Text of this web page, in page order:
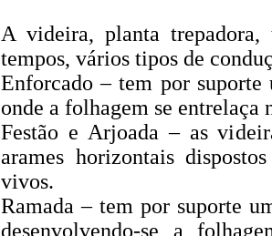
A videira, planta
tempos, vários tipos de
Enforcado – tem por
onde a folhagem se entrelaça
Festão e Arjoada – as
arames horizontais
vivos.
Ramada – tem por suporte
desenvolvendo-se a